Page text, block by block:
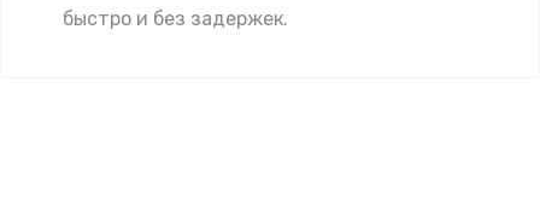
быстро и без задержек.